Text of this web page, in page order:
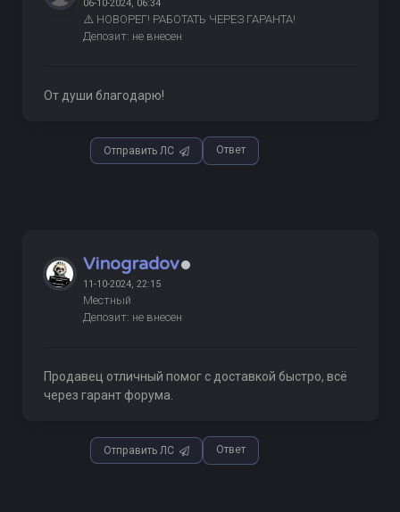
06-10-2024, 06:34
⚠️ НОВОРЕГ! РАБОТАТЬ ЧЕРЕЗ ГАРАНТА!
Депозит: не внесен
От души благодарю!
Отправить ЛС Ответ
Vinogradov
11-10-2024, 22:15
Местный
Депозит: не внесен
Продавец отличный помог с доставкой быстро, всё
через гарант форума.
Отправить ЛС Ответ